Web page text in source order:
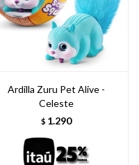
Ardilla Zuru Pet Alive -
Celeste
$ 1.290